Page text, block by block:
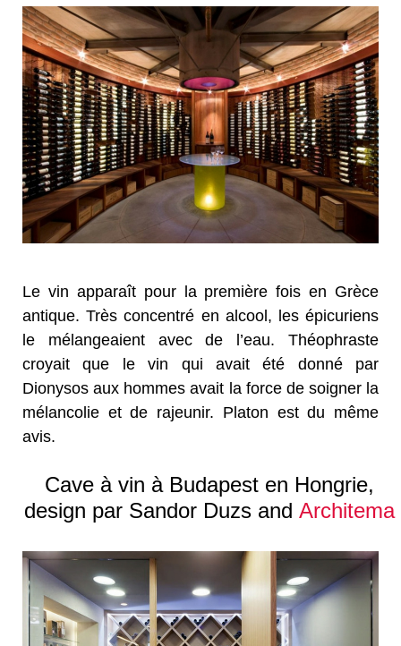
Le vin apparaît pour la première fois en Grèce
antique. Très concentré en alcool, les épicuriens
le mélangeaient avec de l’eau. Théophraste
croyait que le vin qui avait été donné par
Dionysos aux hommes avait la force de soigner la
mélancolie et de rajeunir. Platon est du même
avis.
Cave à vin à Budapest en Hongrie,
design par Sandor Duzs and Architema